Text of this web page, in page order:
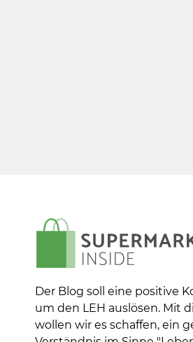
Der Blog soll eine positive
um den LEH auslösen. Mit
wollen wir es schaffen, ein